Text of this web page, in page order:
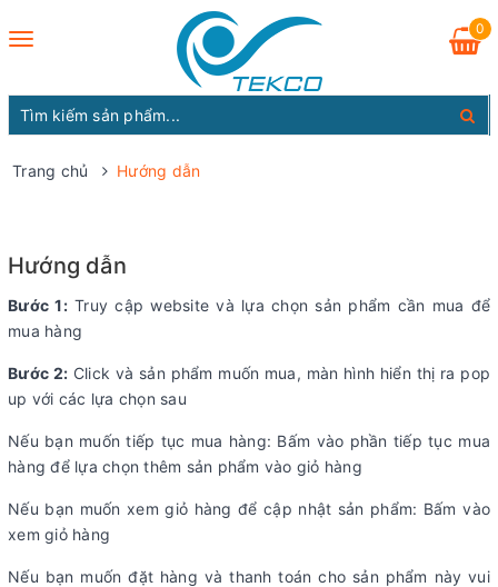
Toggle
0
Trang chủ Hướng dẫn
Hướng dẫn
Bước 1:Truy cập website và lựa chọn sản phẩm cần mua để
mua hàng
Bước 2: Click và sản phẩm muốn mua, màn hình hiển thị ra pop
up với các lựa chọn sau
Nếu bạn muốn tiếp tục mua hàng: Bấm vào phần tiếp tục mua
hàng để lựa chọn thêm sản phẩm vào giỏ hàng
Nếu bạn muốn xem giỏ hàng để cập nhật sản phẩm: Bấm vào
xem giỏ hàng
Nếu bạn muốn đặt hàng và thanh toán cho sản phẩm này vui